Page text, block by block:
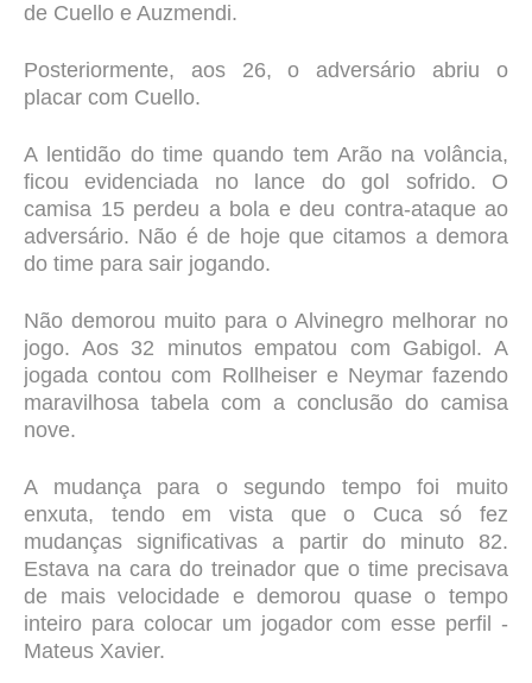
de Cuello e Auzmendi.
Posteriormente, aos 26, o adversário abriu o
placar com Cuello.
A lentidão do time quando tem Arão na volância,
ficou evidenciada no lance do gol sofrido. O
camisa 15 perdeu a bola e deu contra-ataque ao
adversário. Não é de hoje que citamos a demora
do time para sair jogando.
Não demorou muito para o Alvinegro melhorar no
jogo. Aos 32 minutos empatou com Gabigol. A
jogada contou com Rollheiser e Neymar fazendo
maravilhosa tabela com a conclusão do camisa
nove.
A mudança para o segundo tempo foi muito
enxuta, tendo em vista que o Cuca só fez
mudanças significativas a partir do minuto 82.
Estava na cara do treinador que o time precisava
de mais velocidade e demorou quase o tempo
inteiro para colocar um jogador com esse perfil -
Mateus Xavier.